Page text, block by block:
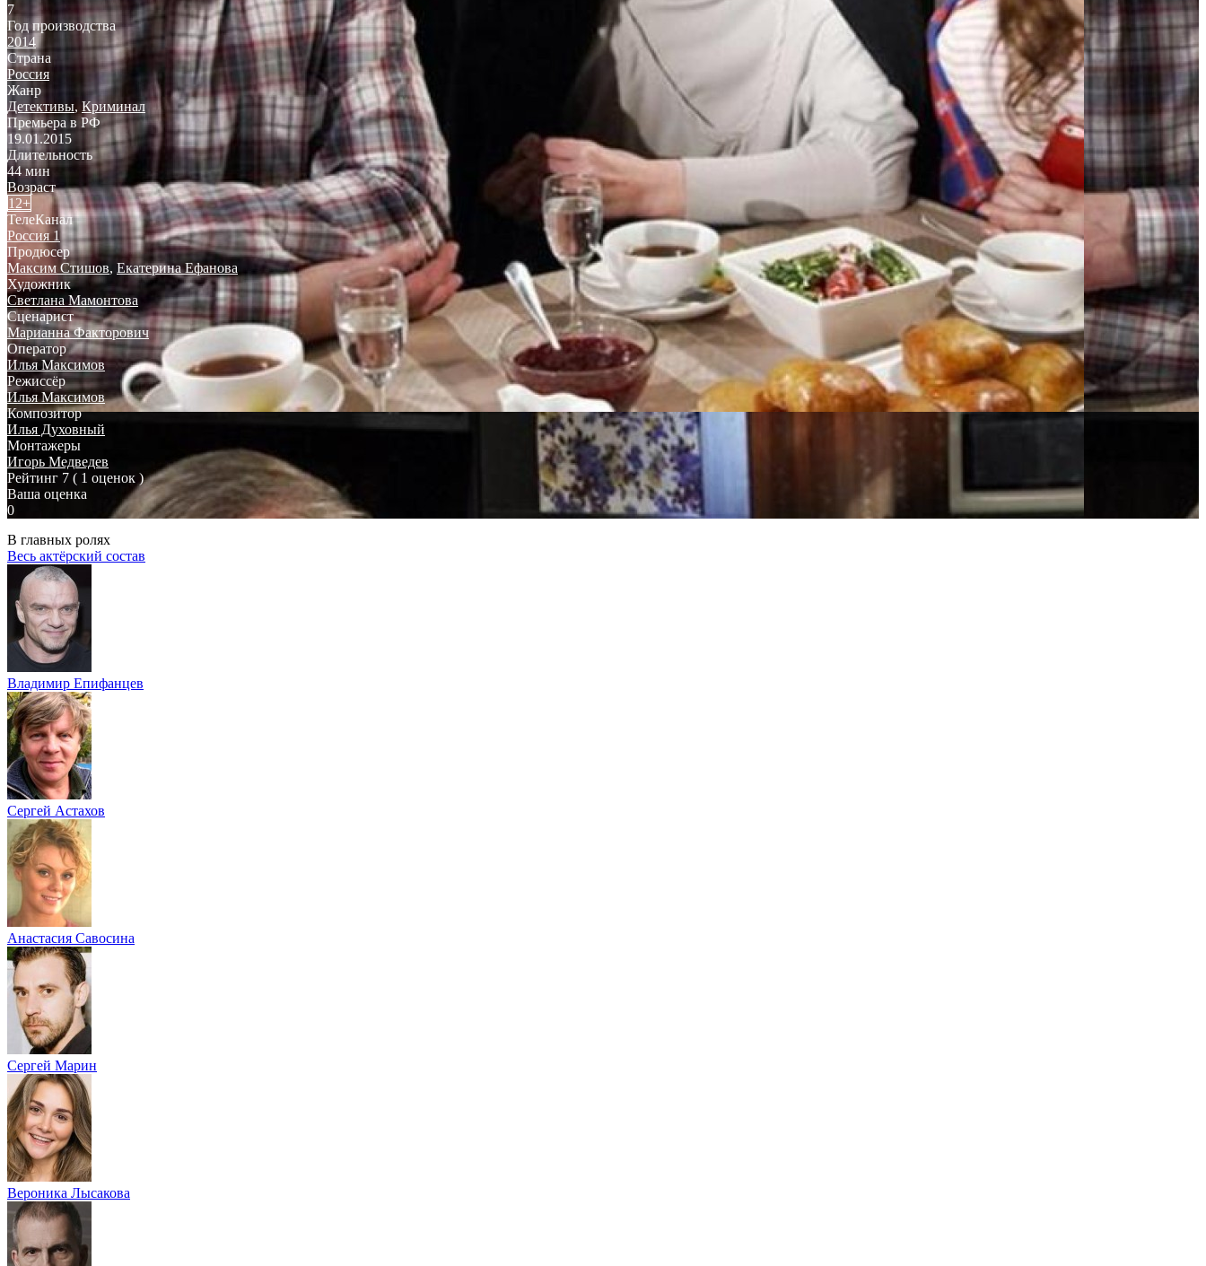
7
Год производства
2014
Страна
Россия
Жанр
Детективы, Криминал
Премьера в РФ
19.01.2015
Длительность
44 мин
Возраст
12+
ТелеКанал
Россия 1
Продюсер
Максим Стишов, Екатерина Ефанова
Художник
Светлана Мамонтова
Сценарист
Марианна Факторович
Оператор
Илья Максимов
Режиссёр
Илья Максимов
Композитор
Илья Духовный
Монтажеры
Игорь Медведев
Рейтинг 7 ( 1 оценок )
Ваша оценка
0
В главных ролях
Весь актёрский состав
Владимир Епифанцев
Сергей Астахов
Анастасия Савосина
Сергей Марин
Вероника Лысакова